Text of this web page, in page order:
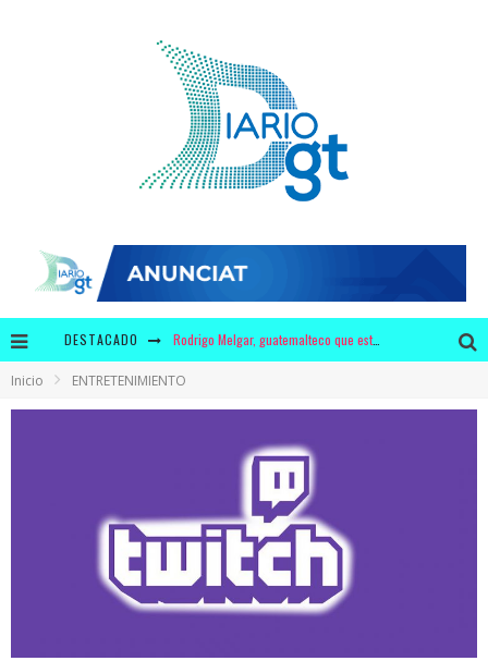
DESTACADO Rodrigo Melgar, guatemalteco que está entre los mejores 10 del mundo en jaripeo
Inicio ENTRETENIMIENTO